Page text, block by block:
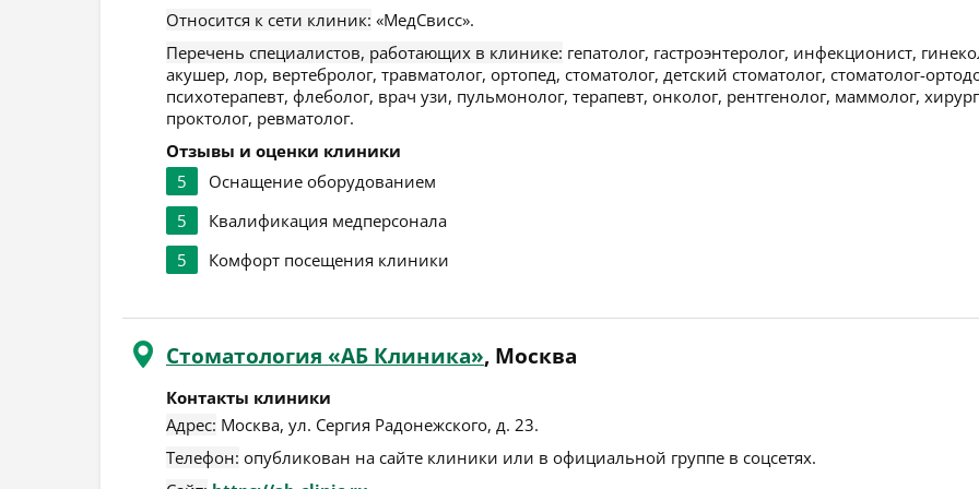
Относится к сети клиник: «МедСвисс».
Перечень специалистов, работающих в клинике: гепатолог, гастроэнтеролог, инфекционист,
акушер, лор, вертебролог, травматолог, ортопед, стоматолог, детский стоматолог, стоматолог-
психотерапевт, флеболог, врач узи, пульмонолог, терапевт, онколог, рентгенолог, маммолог,
проктолог, ревматолог.
Отзывы и оценки клиники
5
Оснащение оборудованием
5
Квалификация медперсонала
5
Комфорт посещения клиники
Стоматология «АБ Клиника», Москва
Контакты клиники
Адрес: Москва, ул. Сергия Радонежского, д. 23.
Телефон: опубликован на сайте клиники или в официальной группе в соцсетях.